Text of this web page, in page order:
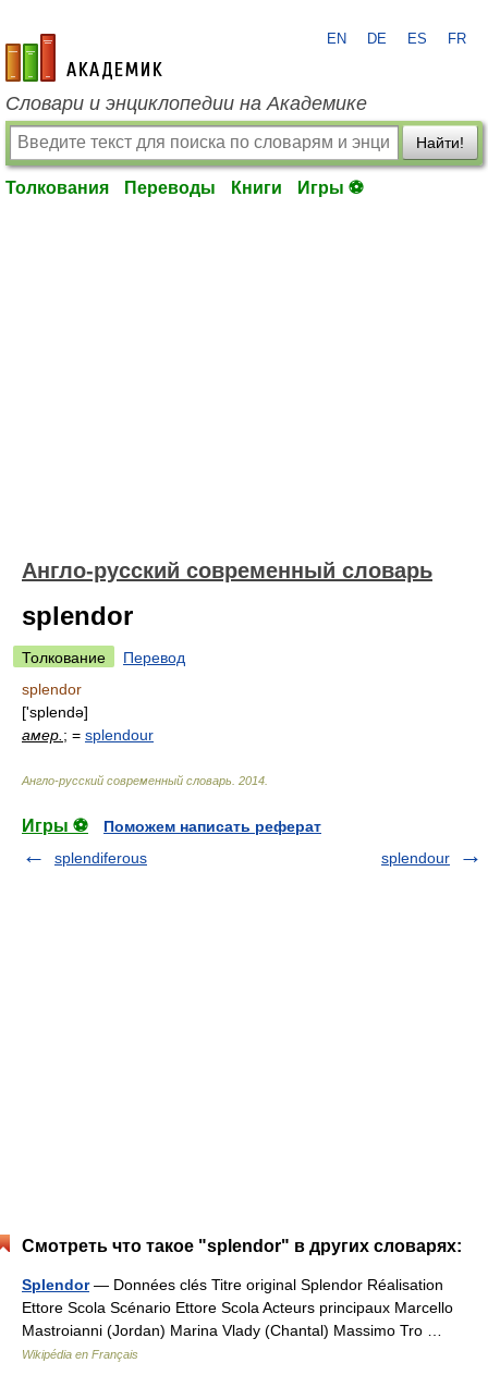
academic.ru
EN DE ES FR
Словари и энциклопедии на Академике
Найти!
Толкования Переводы Книги Игры ⚽
Англо-русский современный словарь
splendor
Толкование
Перевод
splendor
['splendə]
амер. ; = splendour
Англо-русский современный словарь 2014
Игры ⚽
Поможем написать реферат
splendiferous
splendour
Смотреть что такое "splendor" в других словарях:
Splendor— Données clés Titre original Splendor Réalisation
Ettore Scola Scénario Ettore Scola Acteurs principaux Marcello
Mastroianni (Jordan) Marina Vlady (Chantal) Massimo Tro …
Wikipédia en Français